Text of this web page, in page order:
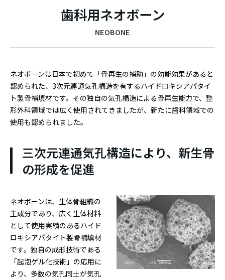
歯科用ネオボーン
ネオボーンは日本で初めて「骨再生の補助」の効能効果があると
認められた、3次元連通気孔構造を有するハイドロキシアパタイ
ト製骨補填材です。その独自の気孔構造による骨再生能力で、整
形外科領域では広く使用されてきましたが、新たに歯科領域での
使用も認められました。
三次元連通気孔構造により、新生骨
の形成を促進
ネオボーンは、生体骨組織の
主成分であり、広く生体材料
として使用実績のあるハイド
ロキシアパタイト製骨補填材
です。独自の成形技術である
「起泡ゲル化技術」の応用に
より、多数の気孔同士が気孔